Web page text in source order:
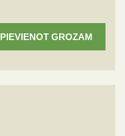
PIEVIENOT GROZAM